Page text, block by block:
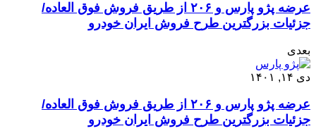
عرضه پژو پارس و ۲۰۶ از طریق فروش فوق العاده/
جزئیات بزرگترین طرح فروش ایران خودرو
بعدی
دی ۱۴, ۱۴۰۱
عرضه پژو پارس و ۲۰۶ از طریق فروش فوق العاده/
جزئیات بزرگترین طرح فروش ایران خودرو